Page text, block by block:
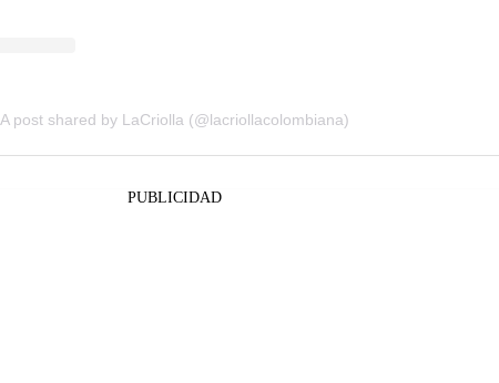
A post shared by LaCriolla (@lacriollacolombiana)
PUBLICIDAD